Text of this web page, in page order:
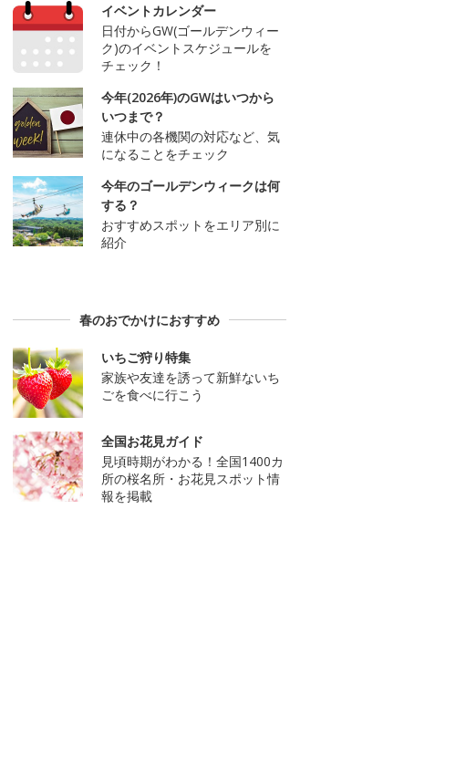
イベントカレンダー
日付からGW(ゴールデンウィー
ク)のイベントスケジュールを
チェック！
今年(2026年)のGWはいつから
いつまで？
連休中の各機関の対応など、気
になることをチェック
今年のゴールデンウィークは何
する？
おすすめスポットをエリア別に
紹介
春のおでかけにおすすめ
いちご狩り特集
家族や友達を誘って新鮮ないち
ごを食べに行こう
全国お花見ガイド
見頃時期がわかる！全国1400カ
所の桜名所・お花見スポット情
報を掲載